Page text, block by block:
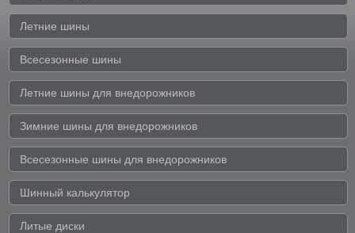
Летние шины
Всесезонные шины
Летние шины для внедорожников
Зимние шины для внедорожников
Всесезонные шины для внедорожников
Шинный калькулятор
Литые диски